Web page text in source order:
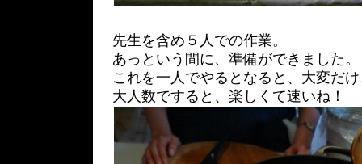
先生を含め５人での作業。
あっという間に、準備ができました。
これを一人でやるとなると、大変だ
大人数ですると、楽しくて速いね！